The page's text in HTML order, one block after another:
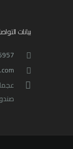
بيانات
صندوق